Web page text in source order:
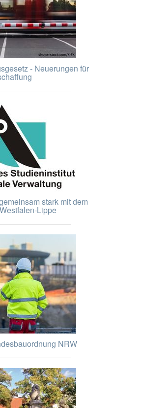
- Neuerungen für
stark mit dem
Lippe
NRW